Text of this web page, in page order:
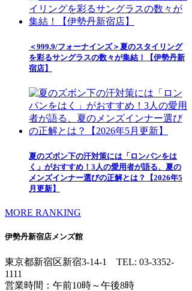
＜999.9/フォーナインズ＞夏のスタイリング
を彩るサングラスの数々が集結！【伊勢丹新
宿店】
夏のズボン下の汗対策には「ロンパンをは
く」がおすすめ！3人の愛用者が語る、夏の
メンズインナー選びの正解とは？【2026年5
月更新】
MORE RANKING
伊勢丹新宿店メンズ館
東京都新宿区新宿3-14-1 TEL: 03-3352-
1111
営業時間：午前10時～午後8時